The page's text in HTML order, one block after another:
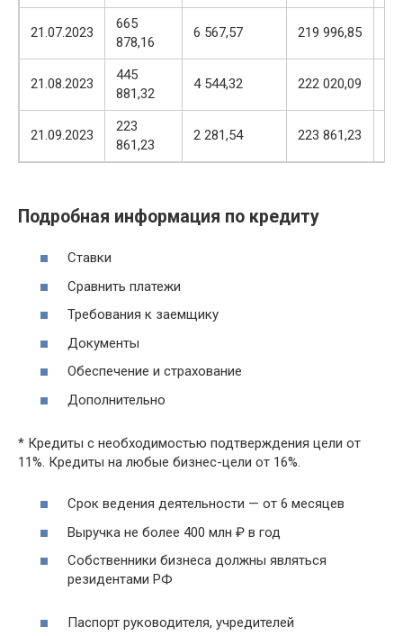
21.07.2023
665
878,16
6 567,57 219 996,85
21.08.2023
445
881,32
4 544,32 222 020,09
21.09.2023
223
861,23
2 281,54 223 861,23
Подробная информация по кредиту
Ставки
Сравнить платежи
Требования к заемщику
Документы
Обеспечение и страхование
Дополнительно
* Кредиты с необходимостью подтверждения цели от
11%. Кредиты на любые бизнес-цели от 16%.
Срок ведения деятельности — от 6 месяцев
Выручка не более 400 млн ₽ в год
Собственники бизнеса должны являться
резидентами РФ
Паспорт руководителя, учредителей